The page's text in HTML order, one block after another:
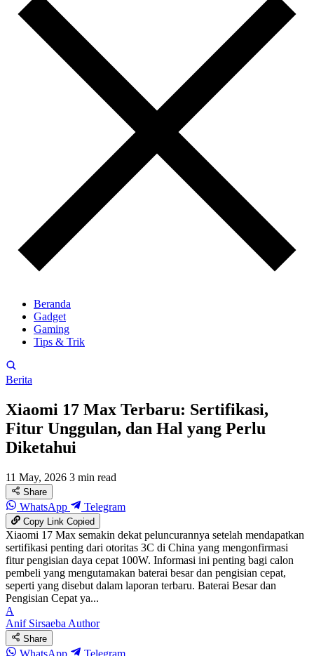
Beranda
Gadget
Gaming
Tips & Trik
Berita
Xiaomi 17 Max Terbaru: Sertifikasi,
Fitur Unggulan, dan Hal yang Perlu
Diketahui
11 May, 2026 3 min read
Share
WhatsApp Telegram
Copy LinkCopied
Xiaomi 17 Max semakin dekat peluncurannya setelah mendapatkan
sertifikasi penting dari otoritas 3C di China yang mengonfirmasi
fitur pengisian daya cepat 100W. Informasi ini penting bagi calon
pembeli yang mengutamakan baterai besar dan pengisian cepat,
seperti yang disebut dalam laporan terbaru. Baterai Besar dan
Pengisian Cepat ya...
A
Anif SirsaebaAuthor
Share
WhatsApp Telegram